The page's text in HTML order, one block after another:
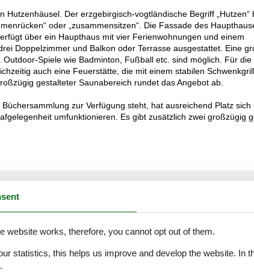
Der erzgebirgisch-vogtländische Begriff „Hutzen“
oder „zusammensitzen“. Die Fassade des
über ein Haupthaus mit vier Ferienwohnungen und einem
Doppelzimmer und Balkon oder Terrasse ausgestattet. Eine
Spiele wie Badminton, Fußball etc. sind möglich. Für die
auch eine Feuerstätte, die mit einem stabilen Schwenkgrill
gestalteter Saunabereich rundet das Angebot ab.
zur Verfügung steht, hat ausreichend Platz sich
umfunktionieren. Es gibt zusätzlich zwei großzügig
See nearby
website works, therefore, you cannot opt out of them.
statistics, this helps us improve and develop the website. In